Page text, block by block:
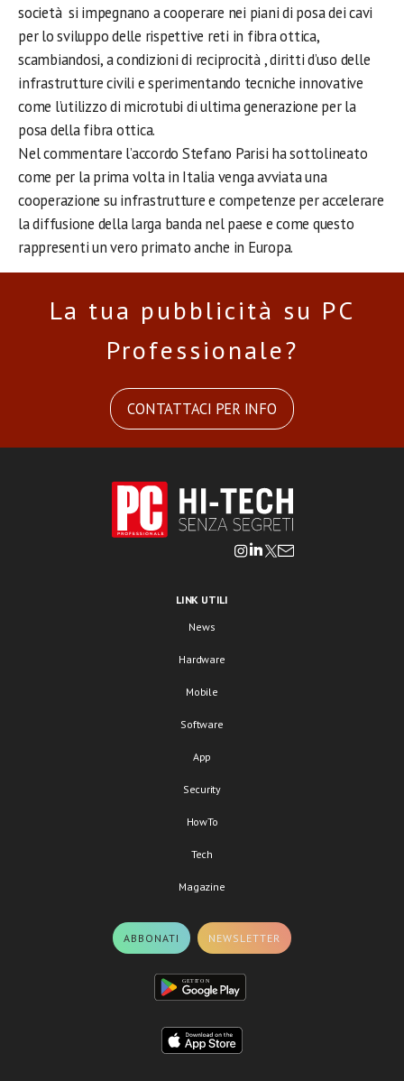
società si impegnano a cooperare nei piani di posa dei cavi
per lo sviluppo delle rispettive reti in fibra ottica,
scambiandosi, a condizioni di reciprocità , diritti d’uso delle
infrastrutture civili e sperimentando tecniche innovative
come l’utilizzo di microtubi di ultima generazione per la
posa della fibra ottica.
Nel commentare l’accordo Stefano Parisi ha sottolineato
come per la prima volta in Italia venga avviata una
cooperazione su infrastrutture e competenze per accelerare
la diffusione della larga banda nel paese e come questo
rappresenti un vero primato anche in Europa.
La tua pubblicità su PC
Professionale?
CONTATTACI PER INFO
LINK UTILI
News
Hardware
Mobile
Software
App
Security
HowTo
Tech
Magazine
ABBONATI NEWSLETTER